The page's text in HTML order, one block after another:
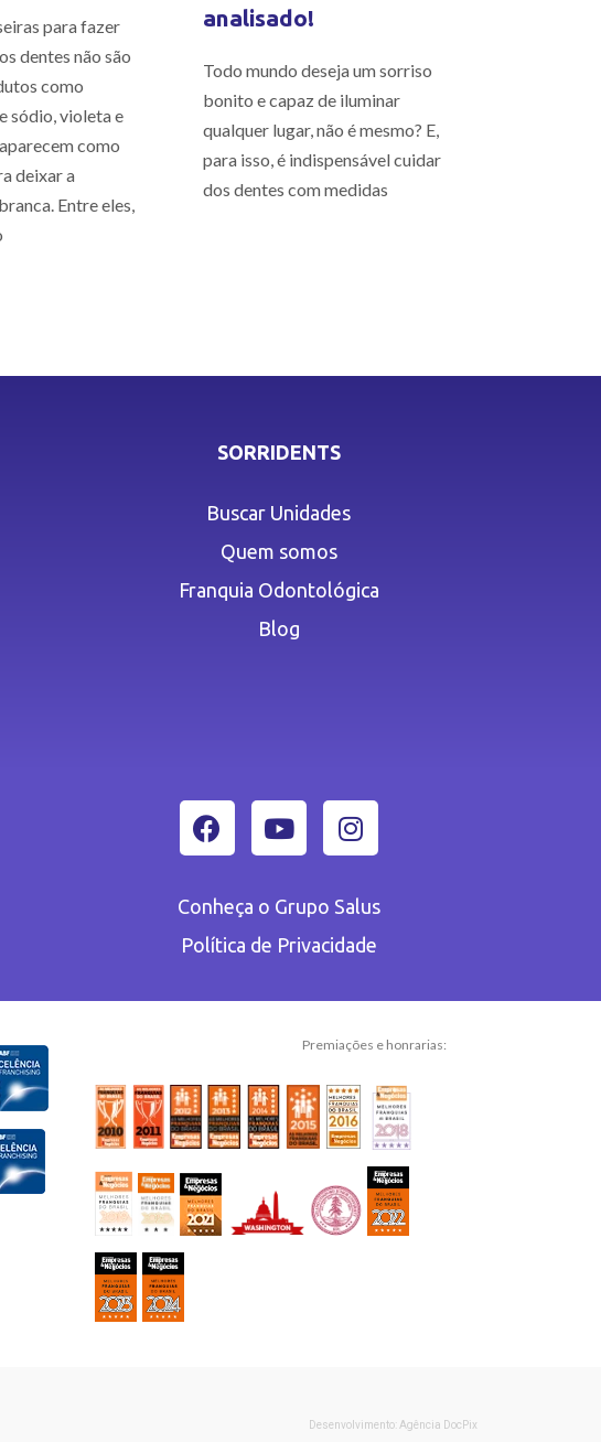
para fazer
dentes não são
como
sódio, violeta e
como
deixar a
Entre eles,
analisado!
Todo mundo deseja um sorriso
bonito e capaz de iluminar
qualquer lugar, não é mesmo? E,
para isso, é indispensável cuidar
dos dentes com medidas
SORRIDENTS
Buscar Unidades
Quem somos
Franquia Odontológica
Blog
Conheça o Grupo Salus
Política de Privacidade
Premiações e honrarias:
Desenvolvimento: Agência DocPix